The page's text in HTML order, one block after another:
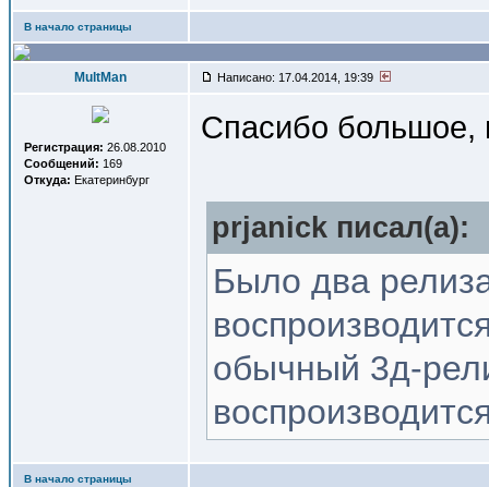
В начало страницы
MultMan Написано: 17.04.2014, 19:39
Регистрация: 26.08.2010
Сообщений: 169
Откуда: Екатеринбург
Спасибо большое,
prjanick писал(a):
Было два
обычный 3д-
В начало страницы